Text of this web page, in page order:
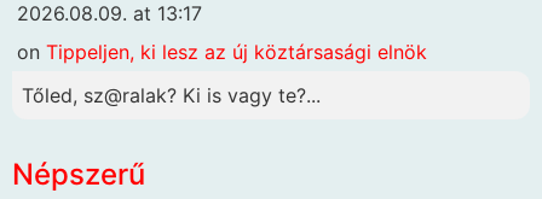
2026.08.09. at 13:17
on Tippeljen, ki lesz az új köztársasági elnök
Tőled, sz@ralak? Ki is vagy te?...
Népszerű